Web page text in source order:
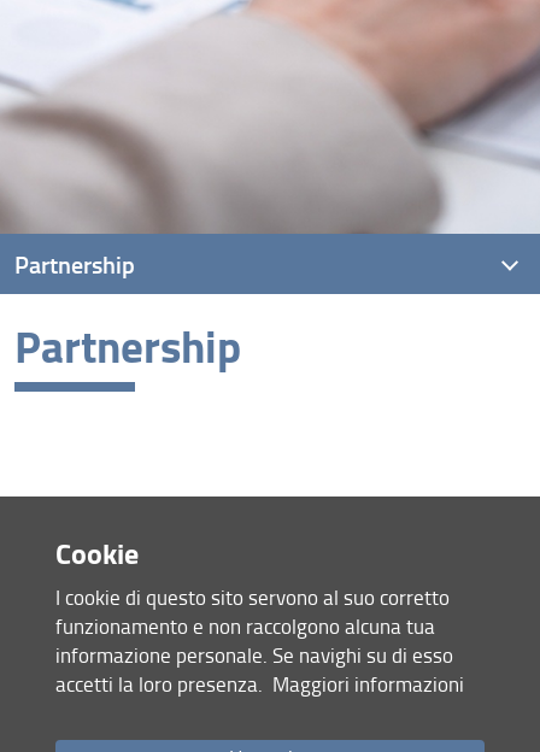
Partnership
Partnership
Partnership
Mappa del sito
RSS feed
Privacy
Accessibilità e usabilità
Cookie
I cookie di questo sito servono al suo corretto
funzionamento e non raccolgono alcuna tua
informazione personale. Se navighi su di esso
accetti la loro presenza. Maggiori informazioni